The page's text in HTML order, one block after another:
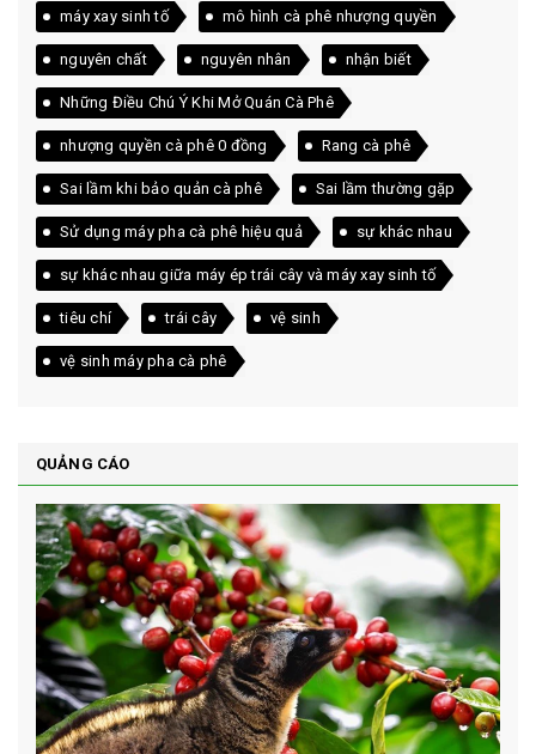
máy xay sinh tố mô hình cà phê nhượng quyền
nguyên chất nguyên nhân nhận biết
Những Điều Chú Ý Khi Mở Quán Cà Phê
nhượng quyền cà phê 0 đồng Rang cà phê
Sai lầm khi bảo quản cà phê Sai lầm thường gặp
Sử dụng máy pha cà phê hiệu quả sự khác nhau
sự khác nhau giữa máy ép trái cây và máy xay sinh tố
tiêu chí trái cây vệ sinh
vệ sinh máy pha cà phê
QUẢNG CÁO